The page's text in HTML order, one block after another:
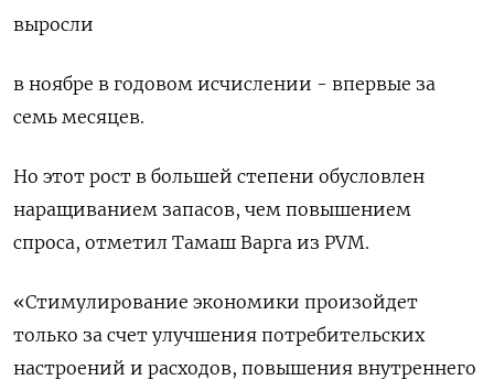
выросли
в ноябре в годовом исчислении - впервые за
семь месяцев.
Но этот рост в большей степени обусловлен
наращиванием запасов, чем повышением
спроса, отметил Тамаш Варга из PVM.
«Стимулирование экономики произойдет
только за счет улучшения потребительских
настроений и расходов, повышения внутреннего